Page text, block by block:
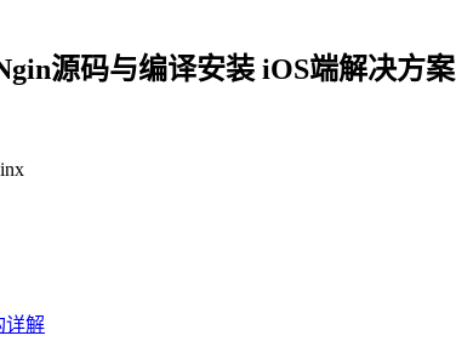
源码与编译安装 iOS端解决方案
详解